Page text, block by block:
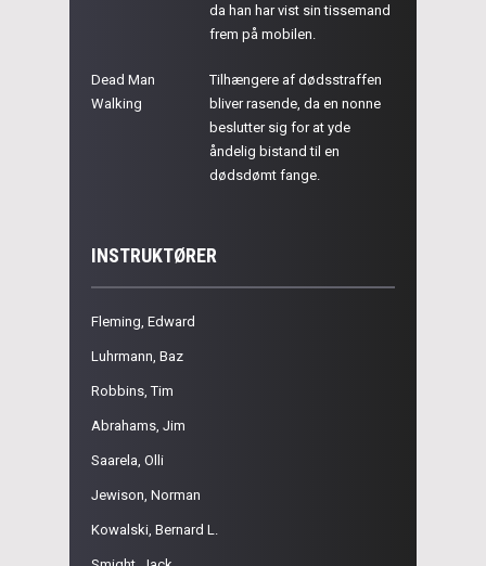
da han har vist sin tissemand
frem på mobilen.
Dead Man
Walking
Tilhængere af dødsstraffen
bliver rasende, da en nonne
beslutter sig for at yde
åndelig bistand til en
dødsdømt fange.
INSTRUKTØRER
Fleming, Edward
Luhrmann, Baz
Robbins, Tim
Abrahams, Jim
Saarela, Olli
Jewison, Norman
Kowalski, Bernard L.